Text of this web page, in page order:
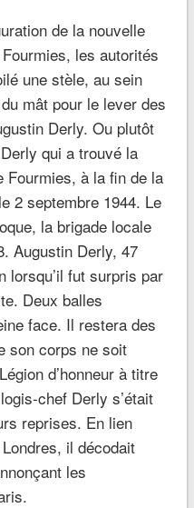
de la nouvelle
les autorités
une stèle, au sein
mât pour le lever des
Derly. Ou plutôt
qui a trouvé la
Fourmies, à la fin de la
2 septembre 1944. Le
la brigade locale
Augustin Derly, 47
lorsqu’il fut surpris par
Deux balles
face. Il restera des
son corps ne soit
d’honneur à titre
chef Derly s’était
reprises. En lien
il décodait
les